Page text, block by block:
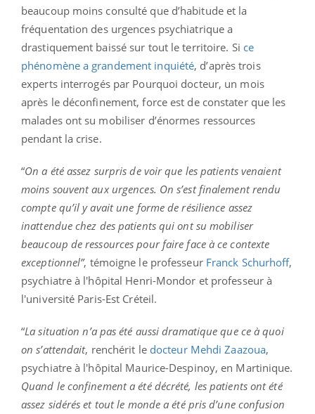
beaucoup moins consulté que d’habitude et la
fréquentation des urgences psychiatrique a
drastiquement baissé sur tout le territoire. Si ce
phénomène a grandement inquiété, d’après trois
experts interrogés par Pourquoi docteur, un mois
après le déconfinement, force est de constater que les
malades ont su mobiliser d’énormes ressources
pendant la crise.
“On a été assez surpris de voir que les patients venaient
moins souvent aux urgences. On s’est finalement rendu
compte qu’il y avait une forme de résilience assez
inattendue chez des patients qui ont su mobiliser
beaucoup de ressources pour faire face à ce contexte
exceptionnel”, témoigne le professeur Franck Schurhoff,
psychiatre à l'hôpital Henri-Mondor et professeur à
l'université Paris-Est Créteil.
“La situation n’a pas été aussi dramatique que ce à quoi
on s’attendait, renchérit le docteur Mehdi Zaazoua,
psychiatre à l'hôpital Maurice-Despinoy, en Martinique.
Quand le confinement a été décrété, les patients ont été
assez sidérés et tout le monde a été pris d’une confusion